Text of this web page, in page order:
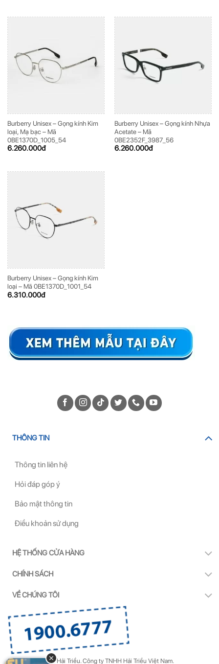
Burberry Unisex – Gọng kính Kim
loại, Mạ bạc – Mã
0BE1370D_1005_54
6.260.000đ
Burberry Unisex – Gọng kính Nhựa
Acetate – Mã
0BE2352F_3987_56
6.260.000đ
Burberry Unisex – Gọng kính Kim
loại – Mã 0BE1370D_1001_54
6.310.000đ
THÔNG TIN
Thông tin liên hệ
Hỏi đáp góp ý
Bảo mật thông tin
Điều khoản sử dụng
HỆ THỐNG CỬA HÀNG
CHÍNH SÁCH
VỀ CHÚNG TÔI
Copyright by Kính Hải Triều.Công ty TNHH Hải Triều Việt Nam.